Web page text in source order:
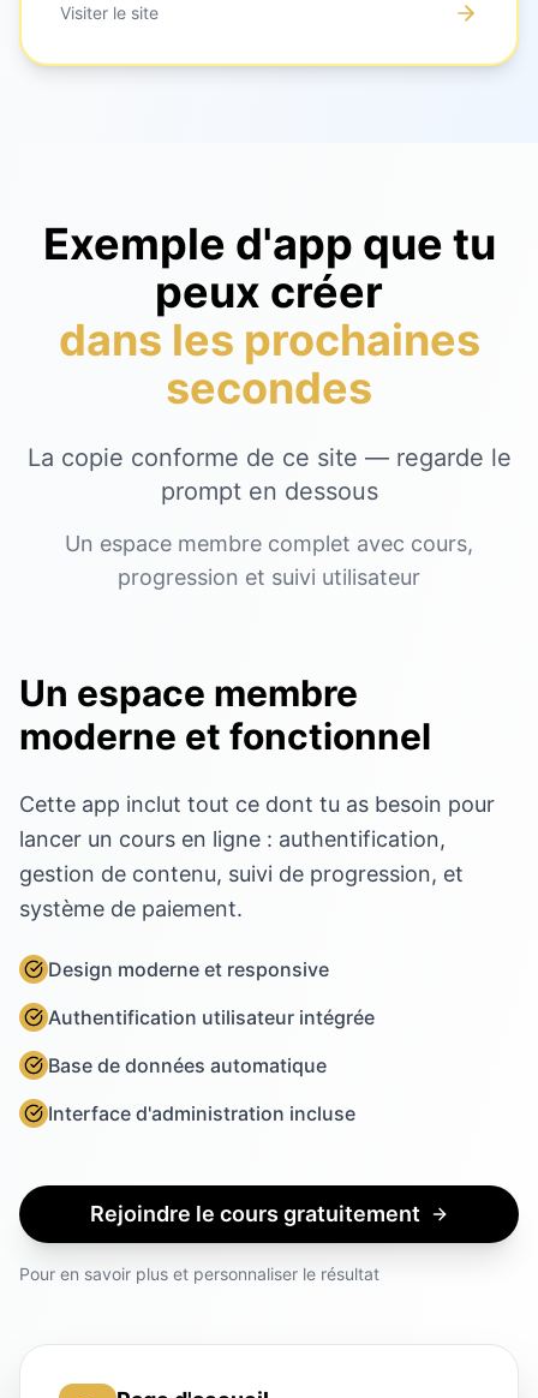
Visiter le site
Exemple d'app que tu
peux créer
dans les prochaines
secondes
La copie conforme de ce site — regarde le
prompt en dessous
Un espace membre complet avec cours,
progression et suivi utilisateur
Un espace membre
moderne et fonctionnel
Cette app inclut tout ce dont tu as besoin pour
lancer un cours en ligne : authentification,
gestion de contenu, suivi de progression, et
système de paiement.
Design moderne et responsive
Authentification utilisateur intégrée
Base de données automatique
Interface d'administration incluse
Rejoindre le cours gratuitement
Pour en savoir plus et personnaliser le résultat